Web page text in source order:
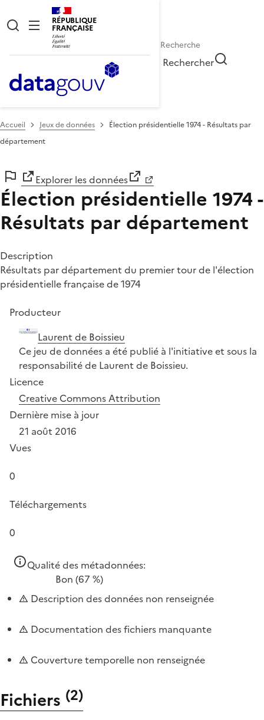
RÉPUBLIQUE
FRANÇAISE
Rechercher
Accueil Jeux de données
Élection présidentielle 1974 - Résultats par
département
Explorer les données
Élection présidentielle 1974 -
Résultats par département
Description
Résultats par département du premier tour de l'élection
présidentielle française de 1974
Producteur
Laurent de Boissieu
Ce jeu de données a été publié à l'initiative et sous la
responsabilité de Laurent de Boissieu.
Licence
Creative Commons Attribution
Dernière mise à jour
21 août 2016
Vues
0
Téléchargements
0
Qualité des métadonnées:
Bon (67 %)
Description des données non renseignée
Documentation des fichiers manquante
Couverture temporelle non renseignée
Fichiers (2)